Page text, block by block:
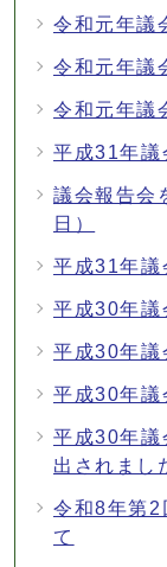
令和元年議
令和元年議
令和元年議
平成31年議
議会報告会
日）
平成31年議
平成30年議
平成30年議
平成30年議
平成30年議
出されまし
令和8年第2
て